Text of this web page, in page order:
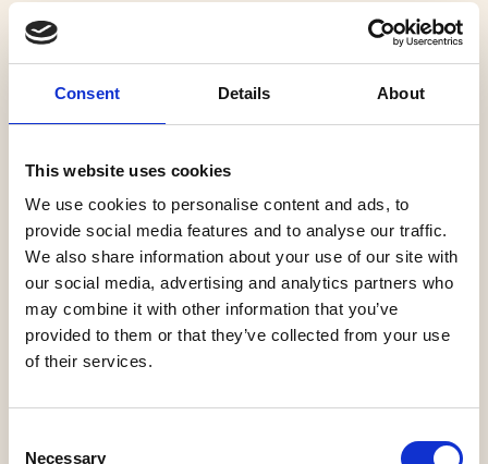
Consent Details About
This website uses cookies
We use cookies to personalise content and ads, to
provide social media features and to analyse our traffic.
We also share information about your use of our site with
our social media, advertising and analytics partners who
may combine it with other information that you’ve
provided to them or that they’ve collected from your use
of their services.
Necessary
achtergronden ontstaat er een diepe liefde. Maar
wanneer de Synode van Dordrecht ingrijpt en Arnoldus
weigert zijn remonstrantste geloof op te geven, volgen
ontslag en verbanning uit Nederland. Hij besluit Suzanna
haar trouwbelofte terug te geven, volgens hem
verdient ze beter dan een veroordeelde man, een
misdadiger die op de vlucht is. Hij reist van
onderduikadres naar onderduikadres en blijft preken
voor geloofsvrijheid, tot hij in Amsterdam wordt
verraden en gearresteerd. Hij wordt veroordeeld tot
levenslange gevangenis op Loevestein. Loevestein is
anders-denkenden, omringd door water en hoge muren.
De jaren zijn zwaar en eenzaam, en hij denkt vaak aan